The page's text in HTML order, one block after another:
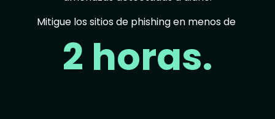
Mitigue los sitios de phishing en menos de
2 horas.